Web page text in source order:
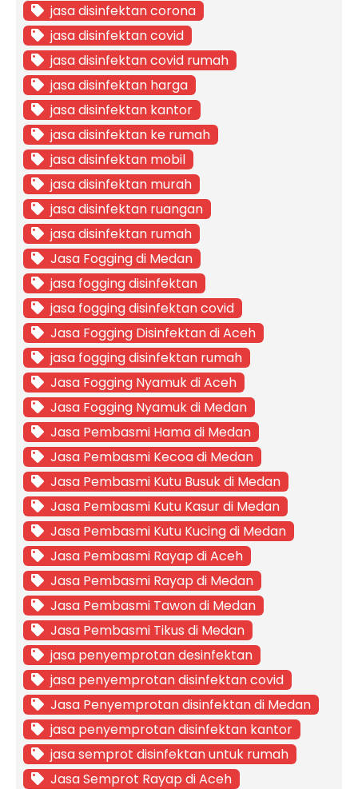
jasa disinfektan corona
jasa disinfektan covid
jasa disinfektan covid rumah
jasa disinfektan harga
jasa disinfektan kantor
jasa disinfektan ke rumah
jasa disinfektan mobil
jasa disinfektan murah
jasa disinfektan ruangan
jasa disinfektan rumah
Jasa Fogging di Medan
jasa fogging disinfektan
jasa fogging disinfektan covid
Jasa Fogging Disinfektan di Aceh
jasa fogging disinfektan rumah
Jasa Fogging Nyamuk di Aceh
Jasa Fogging Nyamuk di Medan
Jasa Pembasmi Hama di Medan
Jasa Pembasmi Kecoa di Medan
Jasa Pembasmi Kutu Busuk di Medan
Jasa Pembasmi Kutu Kasur di Medan
Jasa Pembasmi Kutu Kucing di Medan
Jasa Pembasmi Rayap di Aceh
Jasa Pembasmi Rayap di Medan
Jasa Pembasmi Tawon di Medan
Jasa Pembasmi Tikus di Medan
jasa penyemprotan desinfektan
jasa penyemprotan disinfektan covid
Jasa Penyemprotan disinfektan di Medan
jasa penyemprotan disinfektan kantor
jasa semprot disinfektan untuk rumah
Jasa Semprot Rayap di Aceh